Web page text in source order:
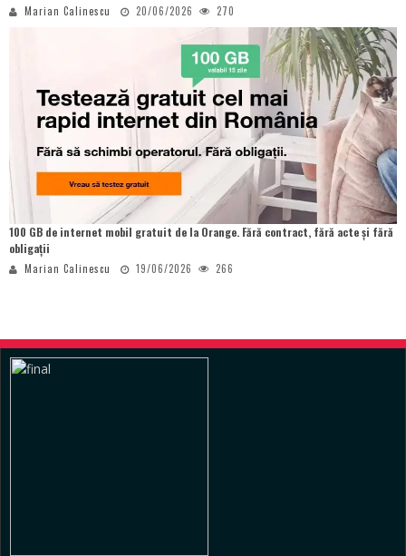
Marian Calinescu 20/06/2026 270
100 GB de internet mobil gratuit de la Orange. Fără contract, fără acte și fără
obligații
Marian Calinescu 19/06/2026 266